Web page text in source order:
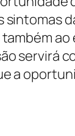
servirá
a